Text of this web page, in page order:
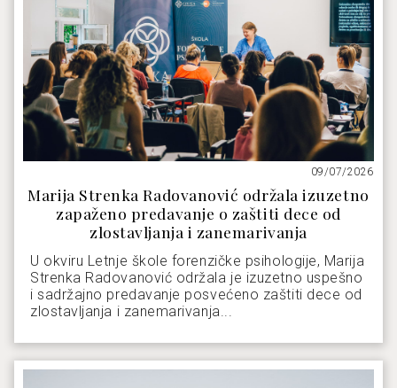
09/07/2026
Marija Strenka Radovanović održala izuzetno
zapaženo predavanje o zaštiti dece od
zlostavljanja i zanemarivanja
U okviru Letnje škole forenzičke psihologije, Marija
Strenka Radovanović održala je izuzetno uspešno
i sadržajno predavanje posvećeno zaštiti dece od
zlostavljanja i zanemarivanja...